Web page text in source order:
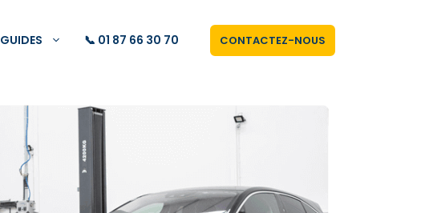
GUIDES 📞 01 87 66 30 70 CONTACTEZ-NOUS